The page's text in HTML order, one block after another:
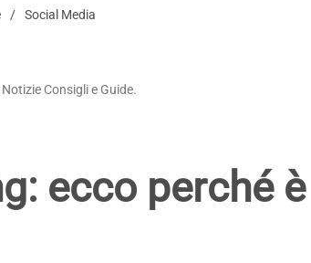
Social Media
Consigli e Guide.
ecco perché